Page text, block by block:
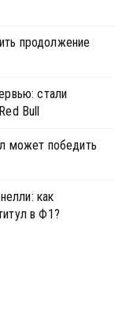
продолжение
стали
Bull
может победить
как
в Ф1?